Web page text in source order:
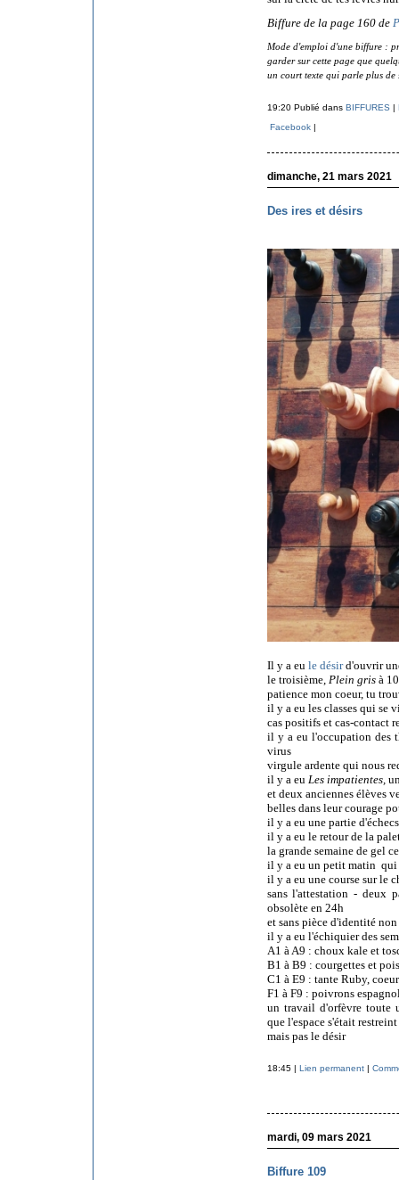
Biffure de la page 160 de
Mode d'emploi d'une biffure :
garder sur cette page que
un court texte qui parle plus de
19:20 Publié dans BIFFURES |
Facebook|
dimanche, 21 mars 2021
Des ires et désirs
Il y a eu le désird'ouvrir
le troisième, Plein gris à
patience mon coeur, tu
il y a eu les classes qui se
cas positifs et cas-contact
il y a eu l'occupation des
virus
virgule ardente qui nous
il y a euLes impatientes,
et deux anciennes élèves
belles dans leur courage
il y a eu une partie
il y a eu le retour de la
la grande semaine de gel
il y a eu un petit matin qui
il y a eu une course sur le
sans l'attestation - deux
obsolète en 24h
et sans pièce d'identité
il y a eu l'échiquier des
A1 à A9 : choux kale et
B1 à B9 : courgettes et
C1 à E9 : tante Ruby,
F1 à F9 : poivrons
un travail d'orfèvre toute
que l'espace s'était restreint
mais pas le désir
18:45 | Lien permanent|
mardi, 09 mars 2021
Biffure 109